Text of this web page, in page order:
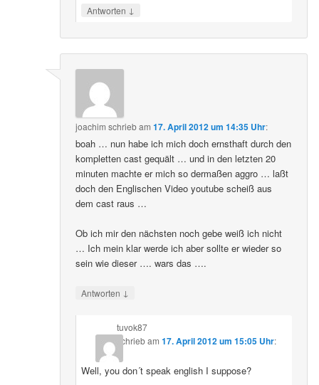
Antworten ↓
joachim schriebam17. April 2012 um 14:35 Uhr:
boah … nun habe ich mich doch ernsthaft durch den
kompletten cast gequält … und in den letzten 20
minuten machte er mich so dermaßen aggro … laßt
doch den Englischen Video youtube scheiß aus
dem cast raus …
Ob ich mir den nächsten noch gebe weiß ich nicht
… Ich mein klar werde ich aber sollte er wieder so
sein wie dieser …. wars das ….
Antworten ↓
tuvok87
schriebam 17. April 2012 um 15:05 Uhr:
Well, you don´t speak english I suppose?